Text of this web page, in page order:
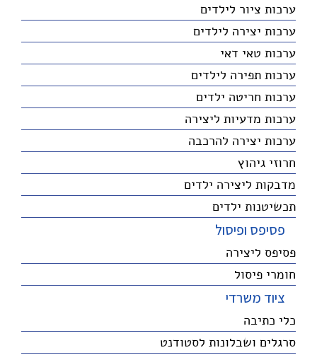
ערכות ציור לילדים
ערכות יצירה לילדים
ערכות טאי דאי
ערכות תפירה לילדים
ערכות חריטה ילדים
ערכות מדעיות ליצירה
ערכות יצירה להרכבה
חרוזי גיהוץ
מדבקות ליצירה ילדים
תכשיטנות ילדים
פסיפס ופיסול
פסיפס ליצירה
חומרי פיסול
ציוד משרדי
כלי כתיבה
סרגלים ושבלונות לסטודנט